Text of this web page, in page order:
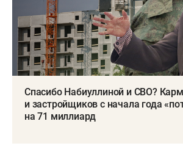
Спасибо Набиуллиной и СВО?
и застройщиков с начала года
на 71 миллиард